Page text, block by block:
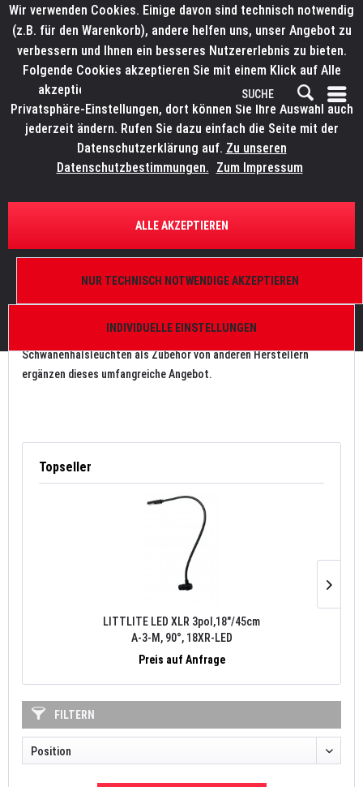
SCHWANENHALSLEUCHTEN.
ist seit über 40 Jahren die Marke für alle Typen von
Varianten zur festen oder flexiblen Montage.
Schwanenhalsleuchten als Zubehör von anderen Herstellern
ergänzen dieses umfangreiche Angebot.
Topseller
LITTLITE LED XLR 3pol,18"/45cm
A-3-M, 90°, 18XR-LED
Preis auf Anfrage
FILTERN
Wir verwenden Cookies. Einige davon sind technisch notwendig
(z.B. für den Warenkorb), andere helfen uns, unser Angebot zu
verbessern und Ihnen ein besseres Nutzererlebnis zu bieten.
Folgende Cookies akzeptieren Sie mit einem Klick auf Alle
akzeptieren. Weitere Informationen finden Sie in den
Privatsphäre-Einstellungen, dort können Sie Ihre Auswahl auch
jederzeit ändern. Rufen Sie dazu einfach die Seite mit der
Datenschutzerklärung auf. Zu unseren
Datenschutzbestimmungen. Zum Impressum
INDIVIDUELLE EINSTELLUNGEN
NUR TECHNISCH NOTWENDIGE AKZEPTIEREN
ALLE AKZEPTIEREN